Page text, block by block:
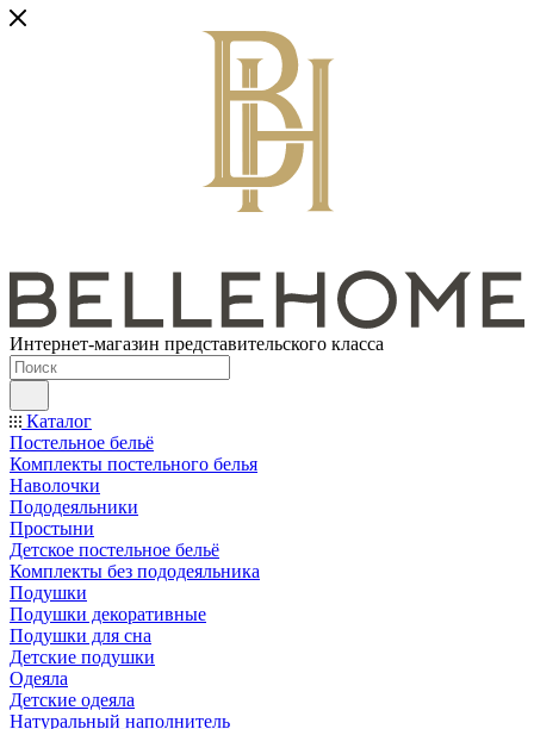
Интернет-магазин представительского класса
Каталог
Постельное бельё
Комплекты постельного белья
Наволочки
Пододеяльники
Простыни
Детское постельное бельё
Комплекты без пододеяльника
Подушки
Подушки декоративные
Подушки для сна
Детские подушки
Одеяла
Детские одеяла
Натуральный наполнитель